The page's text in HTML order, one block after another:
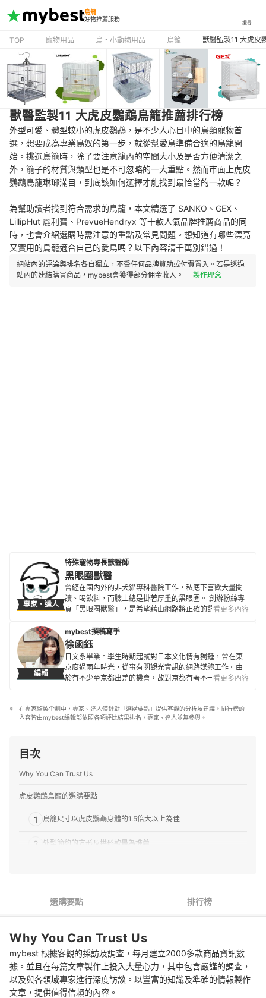
鳥籠
好物推薦服務
搜尋
TOP 寵物用品 鳥・小動物用品 鳥籠 獸醫監製11 大虎皮
獸醫監製11 大虎皮鸚鵡鳥籠推薦排行榜
外型可愛、體型較小的虎皮鸚鵡，是不少人心目中的鳥類寵物首
選，想要成為專業鳥奴的第一步，就從幫愛鳥準備合適的鳥籠開
始。挑選鳥籠時，除了要注意籠內的空間大小及是否方便清潔之
外，籠子的材質與類型也是不可忽略的一大重點。然而市面上虎皮
鸚鵡鳥籠琳瑯滿目，到底該如何選擇才能找到最恰當的一款呢？
為幫助讀者找到符合需求的鳥籠，本文精選了 SANKO、GEX、
LillipHut 麗利寶、PrevueHendryx 等十款人氣品牌推薦商品的同
時，也會介紹選購時需注意的重點及常見問題。想知道有哪些漂亮
又實用的鳥籠適合自己的愛鳥嗎？以下內容請千萬別錯過！
網站內的評論與排名各自獨立，不受任何品牌贊助或付費置入。若是透過
站內的連結購買商品，mybest會獲得部分佣金收入。
製作理念
專家・達人
特殊寵物專長獸醫師
黑眼圈獸醫
曾經在國內外的非犬貓專科醫院工作，私底下喜歡大量閱
讀、喝飲料，而臉上總是掛著厚重的黑眼圈。 創辦粉絲專
頁「黑眼圈獸醫」，是希望藉由網路將正確的飼養知識和
少養成不易，期望大家珍惜願意在此領域奮鬥的獸醫師。
黑眼圈獸醫的簡介
看更多內容
編輯
mybest撰稿寫手
徐函鈺
日文系畢業。學生時期起就對日本文化情有獨鍾，曾在東
京度過兩年時光，從事有關觀光資訊的網路媒體工作。由
於有不少至京都出差的機會，故對京都有著不一樣的情
徐函鈺的簡介
看更多內容
在專家監製企劃中，專家、達人僅針對「選購要點」提供客觀的分析及建議。排行榜的
內容皆由mybest編輯部依照各項評比結果排名，專家、達人並無參與。
目次
Why You Can Trust Us
虎皮鸚鵡鳥籠的選購要點
1 鳥籠尺寸以虎皮鸚鵡身體的1.5倍大以上為佳
2 外型簡約的方形及拱形款最為推薦
5 鳥籠網片縱向橫向都適用
6 是否便於清潔也是一大重點
7 選擇虎皮鸚鵡不易逃出的款式構造
推薦12款虎皮鸚鵡鳥籠人氣排行榜
選購要點 排行榜
Why You Can Trust Us
mybest 根據客觀的採訪及調查，每月建立2000多款商品資訊數
據。並且在每篇文章製作上投入大量心力，其中包含嚴謹的調查，
以及與各領域專家進行深度訪談。以豐富的知識及準確的情報製作
文章，提供值得信賴的內容。